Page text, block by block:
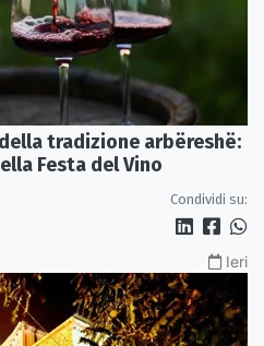
tradizione arbëreshë:
Festa del Vino
Condividi su:
Ieri